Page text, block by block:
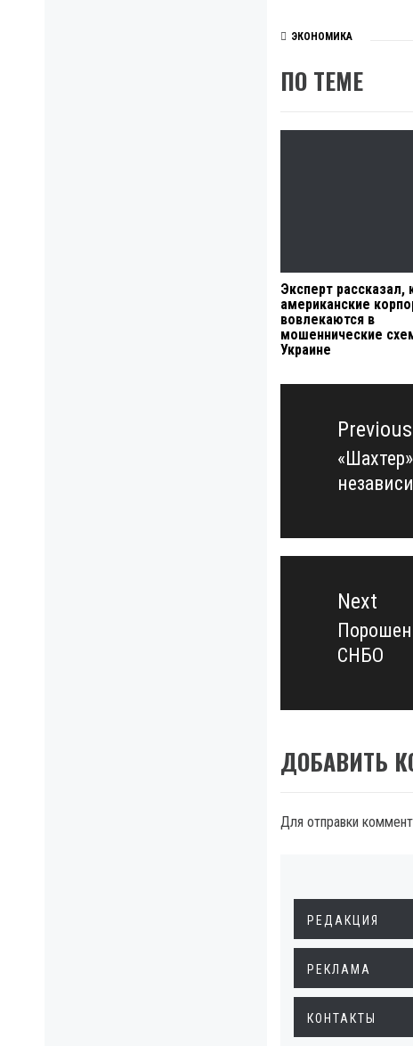
ЭКОНОМИКА
ПО ТЕМЕ
Эксперт рассказал,
американские
вовлекаются в
мошеннические
Украине
Навигация
записямPrevious
Previous
post:
Next
Next
post:
СНБО
ДОБАВИТЬ
Для отправки
РЕДАКЦИЯ
РЕКЛАМА
КОНТАКТЫ